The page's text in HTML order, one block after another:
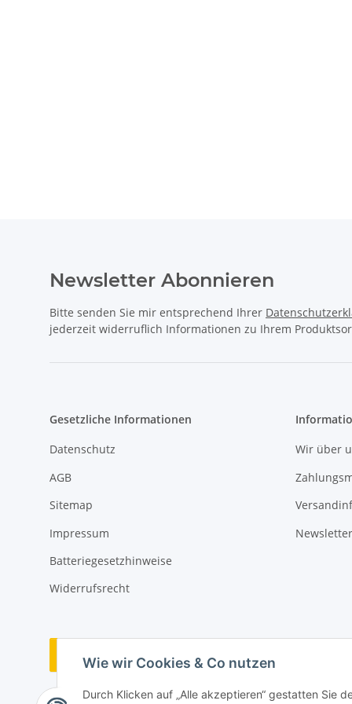
Wie wir Cookies & Co nutzen
Durch Klicken auf „Alle akzeptieren“ gestatten Sie
Newsletter Abonnieren
Bitte senden Sie mir entsprechend Ihrer
jederzeit widerruflich Informationen zu Ihrem
Gesetzliche Informationen
Datenschutz
AGB
Sitemap
Impressum
Batteriegesetzhinweise
Widerrufsrecht
Wir über
Newsletter
Vertrag widerrufen